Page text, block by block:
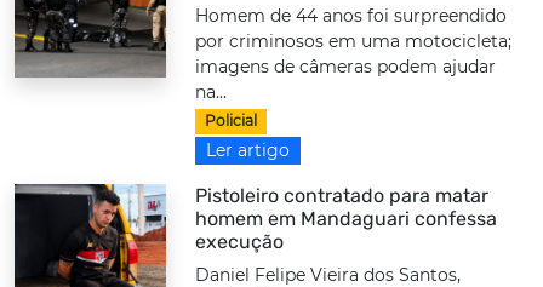
Homem de 44 anos foi surpreendido
por criminosos em uma motocicleta;
imagens de câmeras podem ajudar
na...
Policial
Ler artigo
Pistoleiro contratado para matar
homem em Mandaguari confessa
execução
Daniel Felipe Vieira dos Santos,